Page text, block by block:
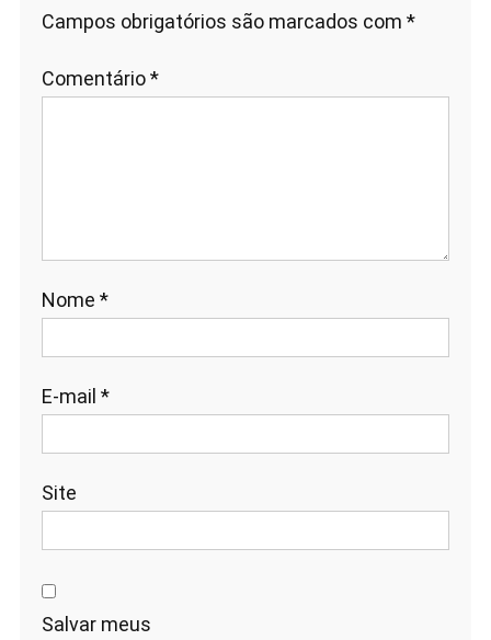
Campos obrigatórios são marcados com *
Comentário*
Nome *
E-mail *
Site
Salvar meus